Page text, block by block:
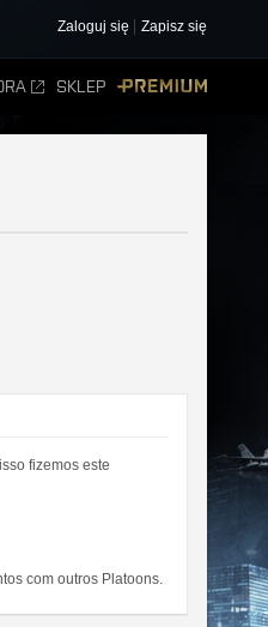
Zaloguj się Zapisz się
SKLEP
fizemos este
com outros Platoons.